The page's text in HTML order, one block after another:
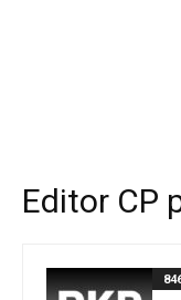
Editor CP